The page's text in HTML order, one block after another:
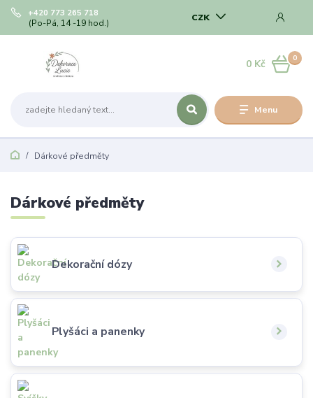
Menu
CZK
+420 773 265 718
(Po-Pá, 14 -19 hod.)
0
0 Kč
Dárkové předměty
Dárkové předměty
Dekorační dózy
Plyšáci a panenky